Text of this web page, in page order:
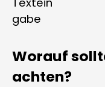
Worauf
achten?